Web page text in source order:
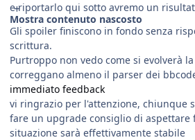
e riportarlo qui sotto avremo un
Mostra contenuto nascosto
Gli spoiler finiscono in fondo senza
scrittura.
Purtroppo non vedo come si evolverà
correggano almeno il parser dei
immediato feedback
vi ringrazio per l'attenzione, chiunque
fare un upgrade consiglio di aspettare
situazione sarà effettivamente stabile